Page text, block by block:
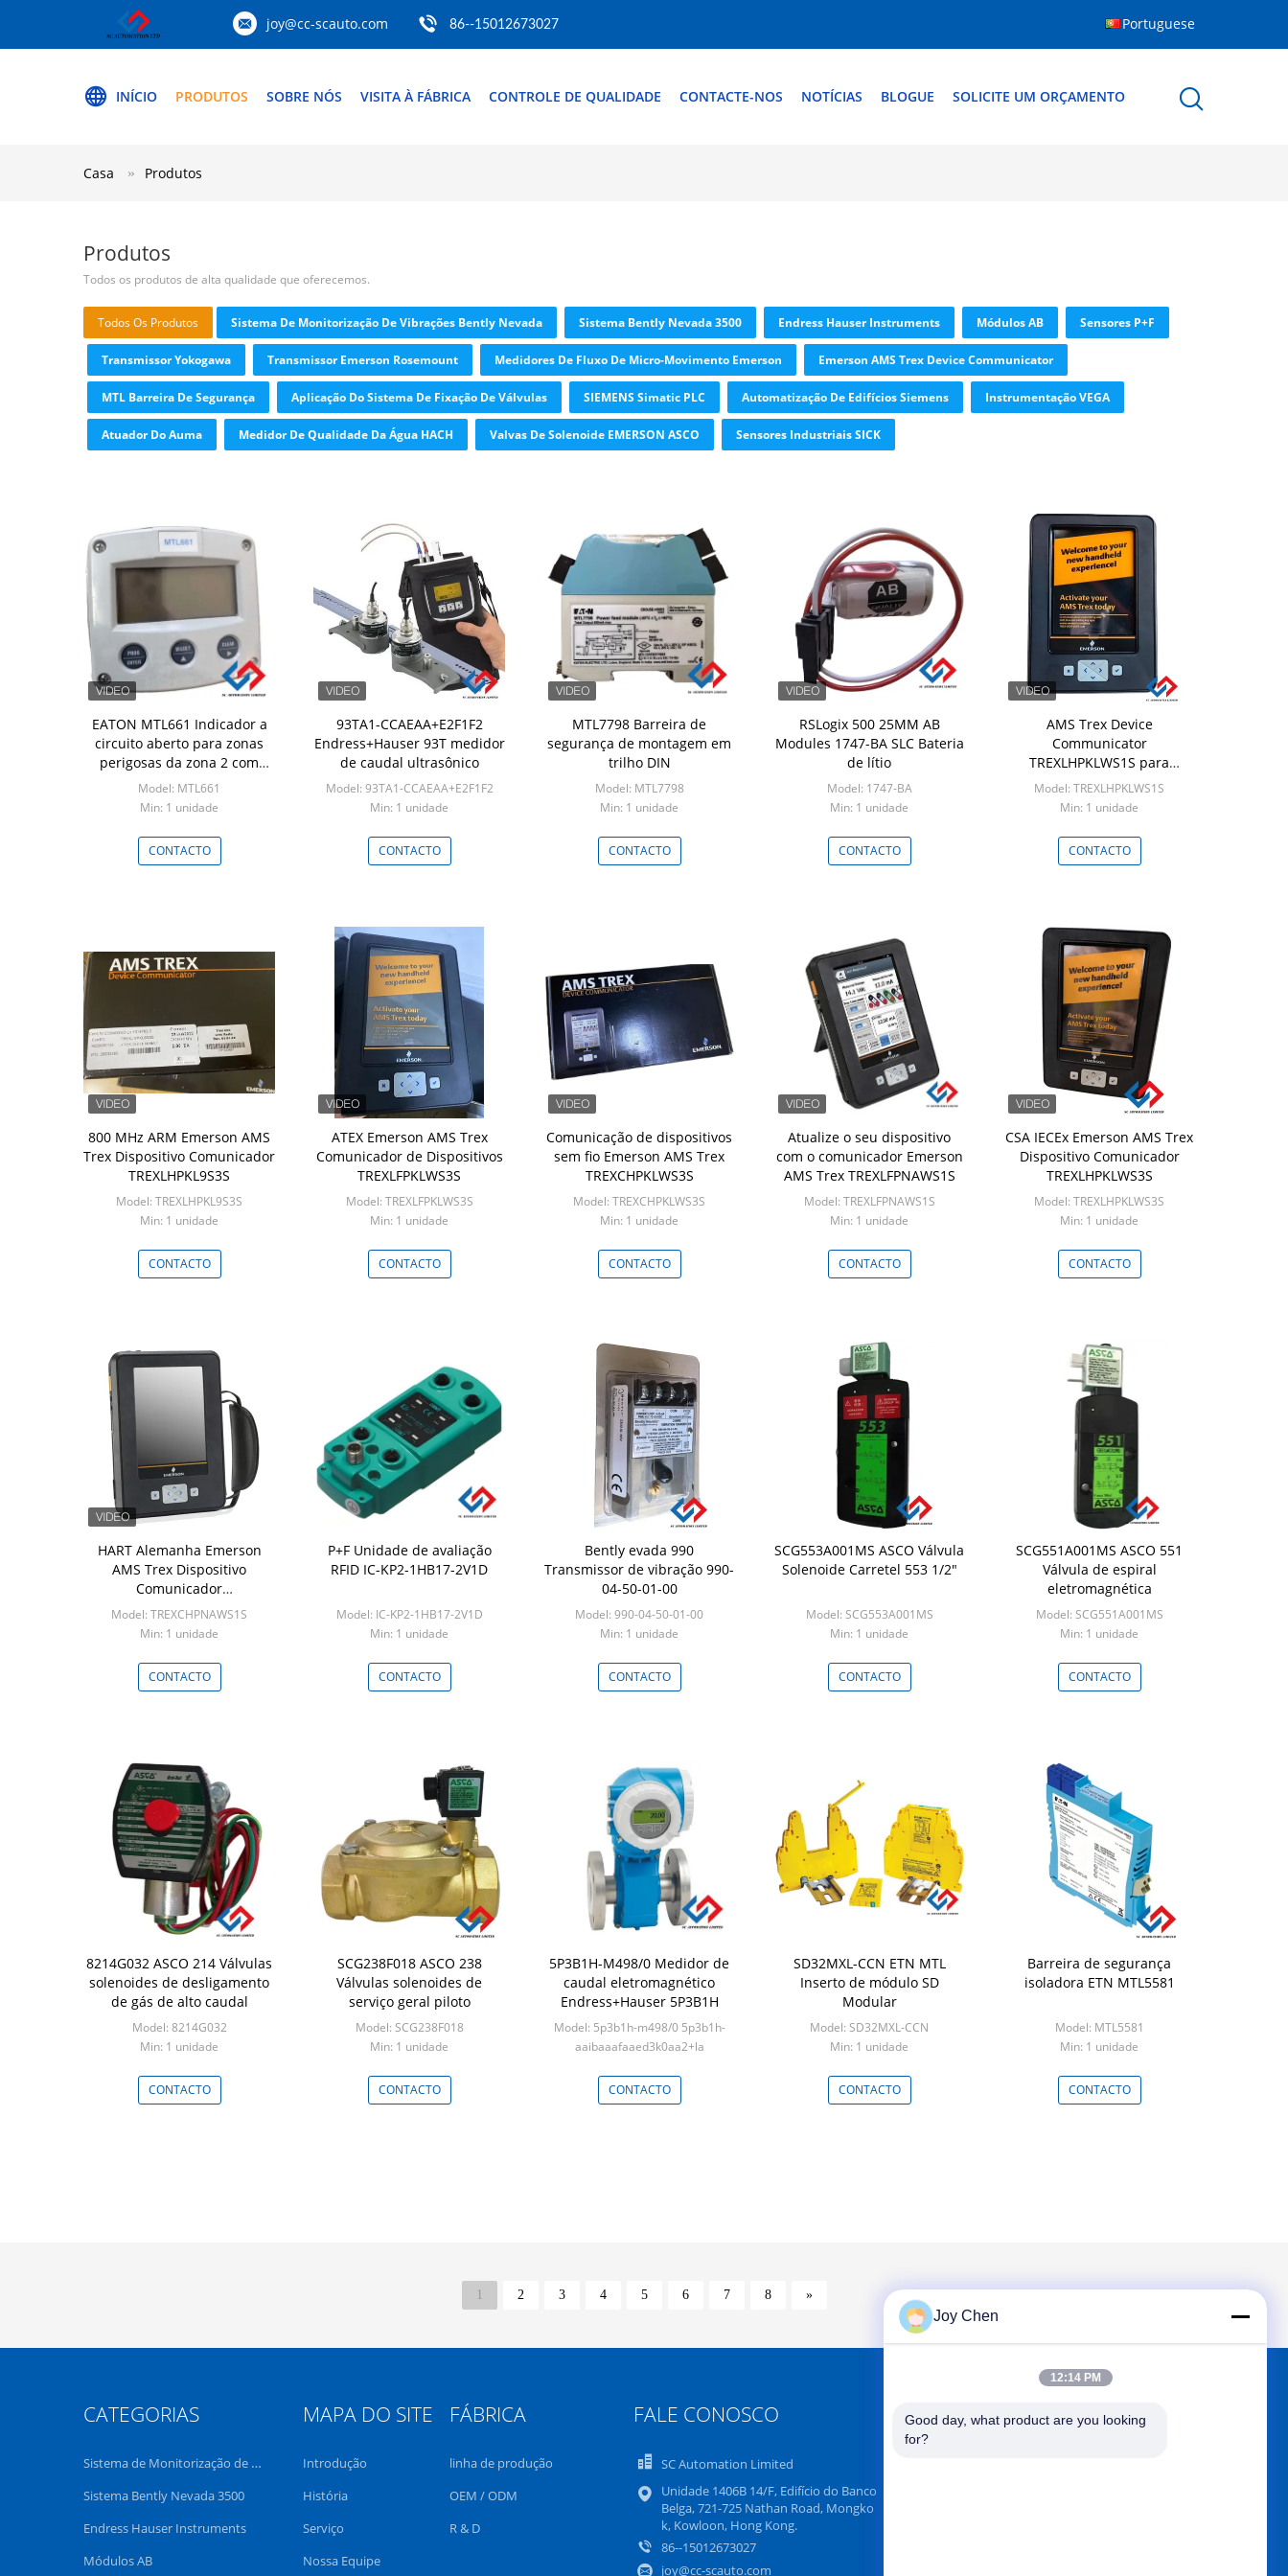
joy@cc-scauto.com 86--15012673027 Portuguese
INÍCIO PRODUTOS SOBRE NÓS VISITA À FÁBRICA CONTROLE DE QUALIDADE CONTACTE-NOS NOTÍCIAS BLOGUE SOLICITE UM ORÇAMENTO
Casa Produtos
Produtos
Todos os produtos de alta qualidade que oferecemos.
Todos Os Produtos Sistema De Monitorização De Vibrações Bently Nevada Sistema Bently Nevada 3500 Endress Hauser Instruments Módulos AB Sensores P+F
Transmissor Yokogawa Transmissor Emerson Rosemount Medidores De Fluxo De Micro-Movimento Emerson Emerson AMS Trex Device Communicator
MTL Barreira De Segurança Aplicação Do Sistema De Fixação De Válvulas SIEMENS Simatic PLC Automatização De Edifícios Siemens Instrumentação VEGA
Atuador Do Auma Medidor De Qualidade Da Água HACH Valvas De Solenoide EMERSON ASCO Sensores Industriais SICK
EATON MTL661 Indicador a
circuito aberto para zonas
perigosas da zona 2 com
precisão ± 0,01 mA e caixa de
alumínio
Model: MTL661
Min: 1 unidade
CONTACTO
93TA1-CCAEAA+E2F1F2
Endress+Hauser 93T medidor
de caudal ultrasônico
Model: 93TA1-CCAEAA+E2F1F2
Min: 1 unidade
CONTACTO
MTL7798 Barreira de
segurança de montagem em
trilho DIN
Model: MTL7798
Min: 1 unidade
CONTACTO
RSLogix 500 25MM AB
Modules 1747-BA SLC Bateria
de lítio
Model: 1747-BA
Min: 1 unidade
CONTACTO
AMS Trex Device
Communicator
TREXLHPKLWS1S para
Windows Embedded
Compact 2013 Dois plugues
Model: TREXLHPKLWS1S
Min: 1 unidade
CONTACTO
800 MHz ARM Emerson AMS
Trex Dispositivo Comunicador
TREXLHPKL9S3S
Model: TREXLHPKL9S3S
Min: 1 unidade
CONTACTO
ATEX Emerson AMS Trex
Comunicador de Dispositivos
TREXLFPKLWS3S
Model: TREXLFPKLWS3S
Min: 1 unidade
CONTACTO
Comunicação de dispositivos
sem fio Emerson AMS Trex
TREXCHPKLWS3S
Model: TREXCHPKLWS3S
Min: 1 unidade
CONTACTO
Atualize o seu dispositivo
com o comunicador Emerson
AMS Trex TREXLFPNAWS1S
Model: TREXLFPNAWS1S
Min: 1 unidade
CONTACTO
CSA IECEx Emerson AMS Trex
Dispositivo Comunicador
TREXLHPKLWS3S
Model: TREXLHPKLWS3S
Min: 1 unidade
CONTACTO
HART Alemanha Emerson
AMS Trex Dispositivo
Comunicador
TREXCHPNAWS1S
Model: TREXCHPNAWS1S
Min: 1 unidade
CONTACTO
P+F Unidade de avaliação
RFID IC-KP2-1HB17-2V1D
Model: IC-KP2-1HB17-2V1D
Min: 1 unidade
CONTACTO
Bently evada 990
Transmissor de vibração 990-
04-50-01-00
Model: 990-04-50-01-00
Min: 1 unidade
CONTACTO
SCG553A001MS ASCO Válvula
Solenoide Carretel 553 1/2"
Model: SCG553A001MS
Min: 1 unidade
CONTACTO
SCG551A001MS ASCO 551
Válvula de espiral
eletromagnética
Model: SCG551A001MS
Min: 1 unidade
CONTACTO
8214G032 ASCO 214 Válvulas
solenoides de desligamento
de gás de alto caudal
Model: 8214G032
Min: 1 unidade
CONTACTO
SCG238F018 ASCO 238
Válvulas solenoides de
serviço geral piloto
Model: SCG238F018
Min: 1 unidade
CONTACTO
5P3B1H-M498/0 Medidor de
caudal eletromagnético
Endress+Hauser 5P3B1H
Model: 5p3b1h-m498/0 5p3b1h-
aaibaaafaaed3k0aa2+la
CONTACTO
SD32MXL-CCN ETN MTL
Inserto de módulo SD
Modular
Model: SD32MXL-CCN
Min: 1 unidade
CONTACTO
Barreira de segurança
isoladora ETN MTL5581
Model: MTL5581
Min: 1 unidade
CONTACTO
1 2 3 4 5 6 7 8 »
CATEGORIAS
Sistema de Monitorização de Vibrações Bently Nevada
Sistema Bently Nevada 3500
Endress Hauser Instruments
Módulos AB
MAPA DO SITE
Introdução
História
Serviço
Nossa Equipe
FÁBRICA
linha de produção
OEM / ODM
R & D
FALE CONOSCO
SC Automation Limited
Unidade 1406B 14/F, Edifício do Banco
Belga, 721-725 Nathan Road, Mongko
k, Kowloon, Hong Kong.
86--15012673027
joy@cc-scauto.com
ENCONTRAR-NOS NO
Joy Chen
12:14 PM
Good day, what product are you looking
for?